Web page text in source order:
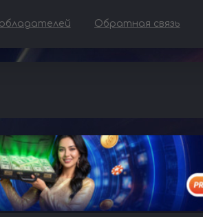
Обратная связь